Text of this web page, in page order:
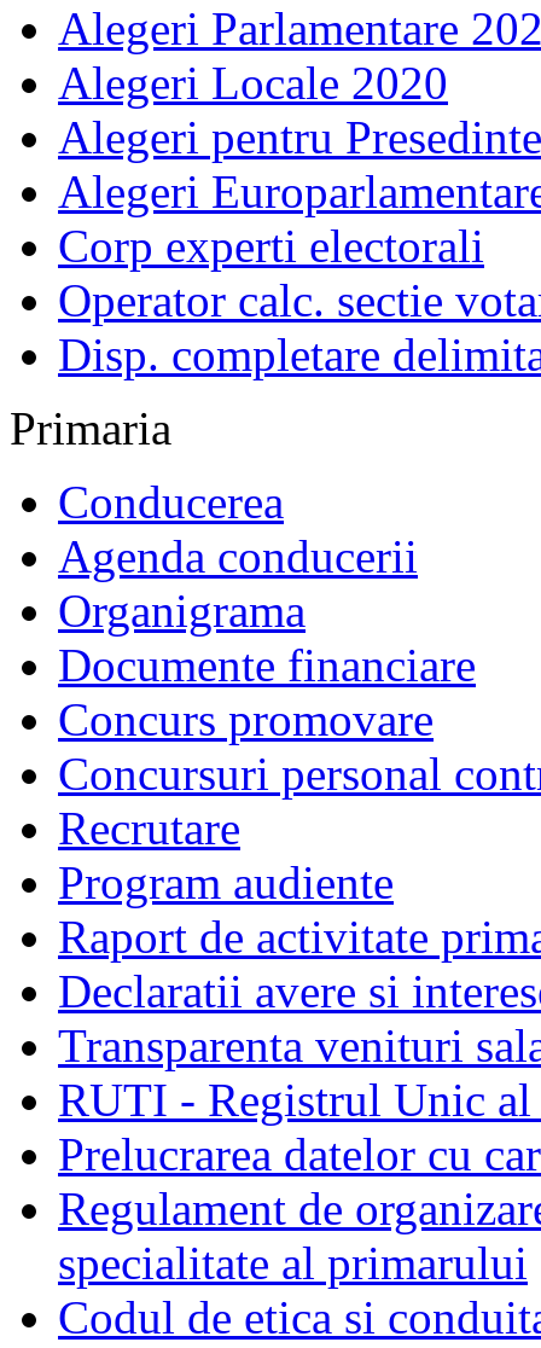
Alegeri Parlamentare
Alegeri Locale 2020
Alegeri pentru
Alegeri
Corp experti electorali
Operator calc. sectie
Disp. completare
Primaria
Conducerea
Agenda conducerii
Organigrama
Documente financiare
Concurs promovare
Concursuri personal
Recrutare
Program audiente
Raport de activitate
Declaratii avere si
Transparenta venituri
RUTI - Registrul Unic al
Prelucrarea datelor cu
Regulament de
specialitate al primarului
Codul de etica si